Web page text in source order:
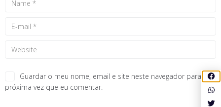
Guardar o meu nome, email e site neste navegador para a
próxima vez que eu comentar.